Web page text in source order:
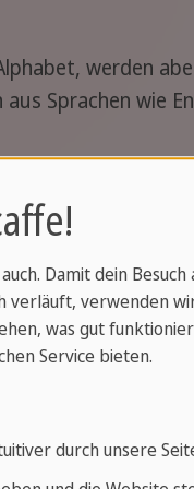
werden
Sprachen wie
Sprachen
Besetzung der
und anderen
haben.
des
Damit dein
verläuft, verwenden
was gut
Service bieten.
durch unsere